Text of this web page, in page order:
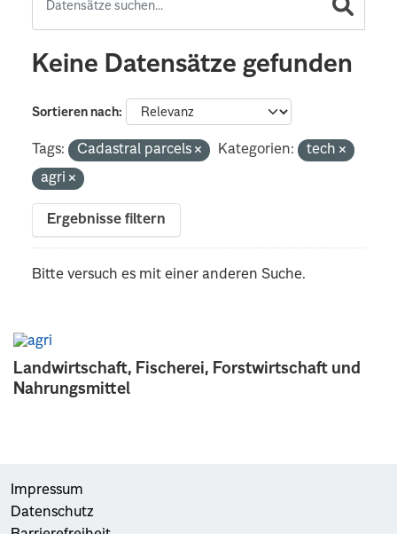
Landwirtschaft, Fischerei, Forstwirtschaft und
Nahrungsmittel
Keine Datensätze gefunden
Sortieren nach
Tags: Cadastral parcels Kategorien:
tech
agri
Ergebnisse filtern
Bitte versuch es mit einer anderen Suche.
Impressum
Datenschutz